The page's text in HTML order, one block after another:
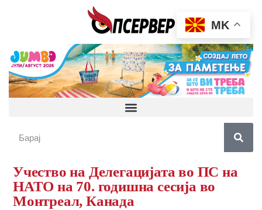
Учество на Делегацијата во ПС на
НАТО на 70. годишна сесија во
Монтреал, Канада
MK